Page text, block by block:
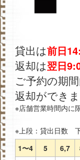
貸出は前日
返却は翌日
ご予約の期
返却ができま
※店舗営業時間内に
※上段：貸出日数
1〜4
5 6,7